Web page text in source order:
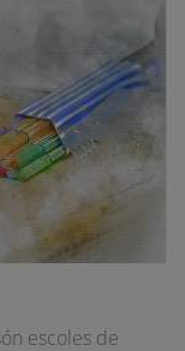
escoles de